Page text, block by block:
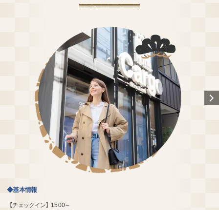
◆基本情報
【チェックイン】15:00～